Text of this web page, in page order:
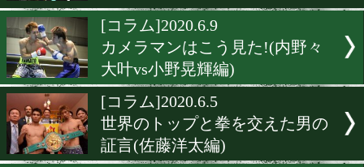
[コラム]2020.6.21
サウスポーを考察する
[コラム]2020.6.16
カメラマンはこう見た!(岩
vs源大輝)